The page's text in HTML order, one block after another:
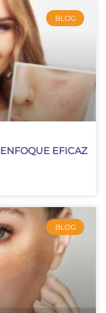
BLOG
EFICAZ
BLOG